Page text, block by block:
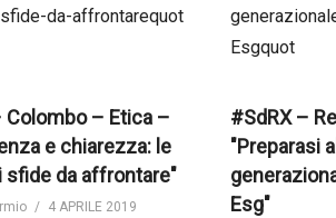
Colombo – Etica –
e chiarezza: le
sfide da affrontare"
4 APRILE 2019
#SdRX –
"Preparasi
Esg"